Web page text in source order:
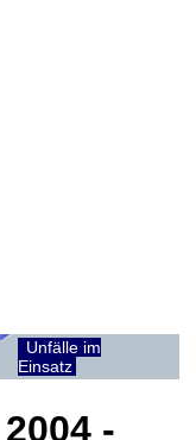
Unfälle im
Einsatz
-